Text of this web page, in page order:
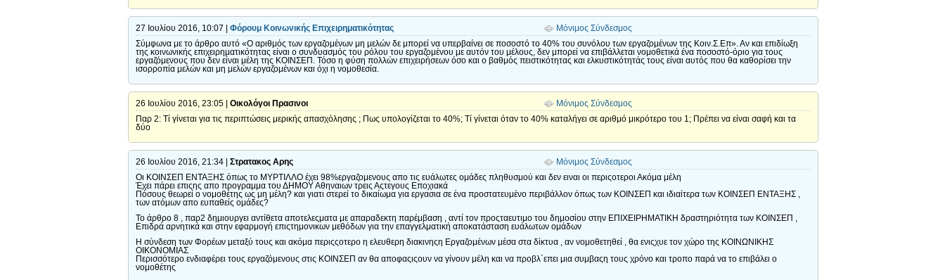
27 Ιουλίου 2016, 10:07 | Φόρουμ Κοινωνικής Επιχειρηματικότητας
Μόνιμος Σύνδεσμος
Σύμφωνα με το άρθρο αυτό «Ο αριθμός των εργαζομένων μη μελών δε μπορεί να υπερβαίνει σε ποσοστό το 40% του συνόλου των εργαζομένων της Κοιν.Σ.Επ». Αν και επιδίωξη
της κοινωνικής επιχειρηματικότητας είναι ο συνδυασμός του ρόλου του εργαζομένου με αυτόν του μέλους, δεν μπορεί να επιβάλλεται νομοθετικά ένα ποσοστό-όριο για τους
εργαζόμενους που δεν είναι μέλη της ΚΟΙΝΣΕΠ. Τόσο η φύση πολλών επιχειρήσεων όσο και ο βαθμός πειστικότητας και ελκυστικότητάς τους είναι αυτός που θα καθορίσει την
ισορροπία μελών και μη μελών εργαζομένων και όχι η νομοθεσία.
26 Ιουλίου 2016, 23:05 | Οικολόγοι Πρασινοι
Μόνιμος Σύνδεσμος
Παρ 2: Τί γίνεται για τις περιπτώσεις μερικής απασχόλησης ; Πως υπολογίζεται το 40%; Τί γίνεται όταν το 40% καταλήγει σε αριθμό μικρότερο του 1; Πρέπει να είναι σαφή και τα
δύο
26 Ιουλίου 2016, 21:34 | Στρατακος Αρης
Μόνιμος Σύνδεσμος
Οι ΚΟΙΝΣΕΠ ΕΝΤΑΞΗΣ όπως το ΜΥΡΤΙΛΛΟ έχει 98%εργαζομενους απο τις ευάλωτες ομάδες πληθυσμού και δεν ειναι οι περιςοτεροι Ακόμα μέλη
Έχει πάρει επιςης απο προγραμμα του ΔΗΜΟΥ Αθηναιων τρεις Αςτεγους Εποχιακά
Πόσους θεωρεί ο νομοθέτης ως μη μέλη? και γιατι στερεί το δικαίωμα για εργασια σε ένα προστατευμένο περιβάλλον όπως των ΚΟΙΝΣΕΠ και ιδιαίτερα των ΚΟΙΝΣΕΠ ΕΝΤΑΞΗΣ ,
των ατόμων απο ευπαθείς ομάδες?
Το άρθρο 8 , παρ2 δημιουργει αντίθετα αποτελεςματα με απαραδεκτη παρέμβαση , αντί τον προςταευτιμο του δημοσίου στην ΕΠΙΧΕΙΡΗΜΑΤΙΚΗ δραστηριότητα των ΚΟΙΝΣΕΠ ,
Επιδρά αρνητικά και στην εφαρμογή επιςτημονικων μεθόδων για την επαγγελματική αποκατάσταση ευάλωτων ομάδων
Η σύνδεση των Φορέων μεταξύ τους και ακόμα περιςςοτερο η ελευθερη διακινηςη Εργαζομένων μέσα στα δίκτυα , αν νομοθετηθεί , θα ενιςχυε τον χώρο της ΚΟΙΝΩΝΙΚΗΣ
ΟΙΚΟΝΟΜΙΑΣ
Περισσότερο ενδιαφέρει τους εργαζόμενους στις ΚΟΙΝΣΕΠ αν θα αποφαςιςουν να γίνουν μέλη και να προβλ´επει μια συμβαςη τους χρόνο και τροπο παρά να το επιβάλει ο
νομοθέτης